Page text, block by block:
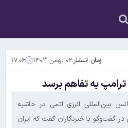
زمان انتشار:۰۲ بهمن ۱۴۰۳ ۱۷:۰۶
ترامپ به تفاهم برسد
بین‌المللی انرژی اتمی در حاشیه
گفت‌و‌گو با خبرنگاران گفت که ایران